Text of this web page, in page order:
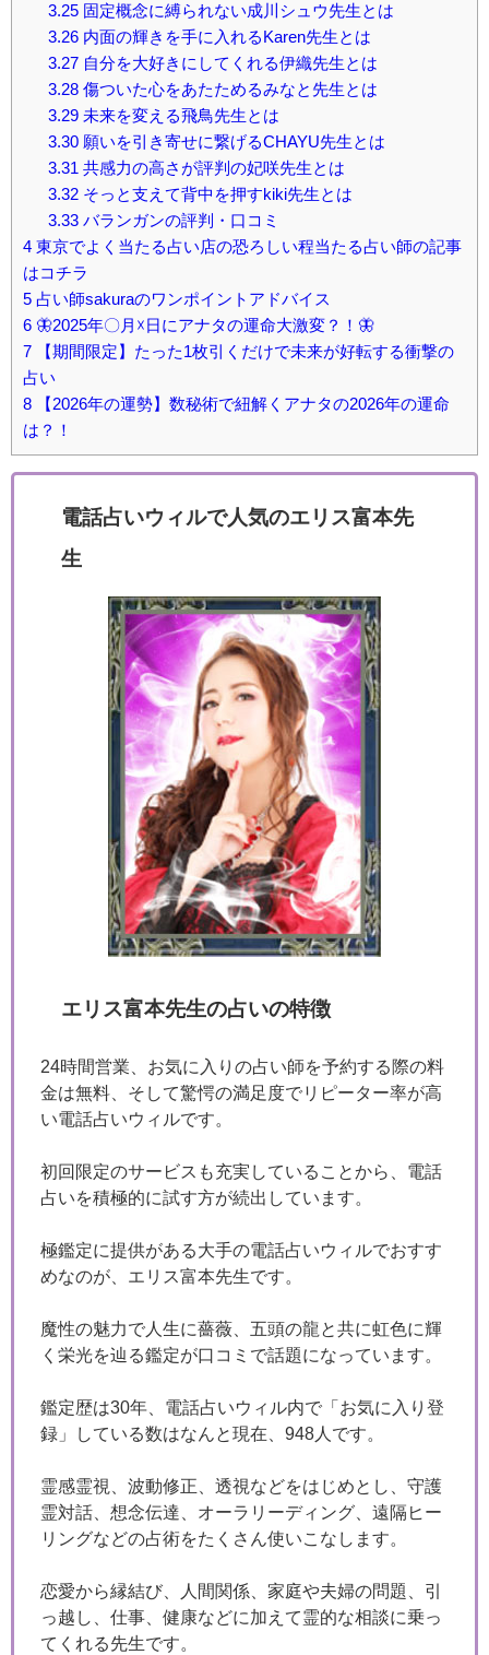
3.25固定概念に縛られない成川シュウ先生とは
3.26内面の輝きを手に入れるKaren先生とは
3.27自分を大好きにしてくれる伊織先生とは
3.28傷ついた心をあたためるみなと先生とは
3.29未来を変える飛鳥先生とは
3.30願いを引き寄せに繋げるCHAYU先生とは
3.31 共感力の高さが評判の妃咲先生とは
3.32そっと支えて背中を押すkiki先生とは
3.33バランガンの評判・口コミ
4 東京でよく当たる占い店の恐ろしい程当たる占い師の記事
はコチラ
5 占い師sakuraのワンポイントアドバイス
6 🦋2025年〇月☓日にアナタの運命大激変？！🦋
7 【期間限定】たった1枚引くだけで未来が好転する衝撃の
占い
8 【2026年の運勢】数秘術で紐解くアナタの2026年の運命
は？！
電話占いウィルで人気のエリス富本先
生
エリス富本先生の占いの特徴
24時間営業、お気に入りの占い師を予約する際の料
金は無料、そして驚愕の満足度でリピーター率が高
い電話占いウィルです。
初回限定のサービスも充実していることから、電話
占いを積極的に試す方が続出しています。
極鑑定に提供がある大手の電話占いウィルでおすす
めなのが、エリス富本先生です。
魔性の魅力で人生に薔薇、五頭の龍と共に虹色に輝
く栄光を辿る鑑定が口コミで話題になっています。
鑑定歴は30年、電話占いウィル内で「お気に入り登
録」している数はなんと現在、948人です。
霊感霊視、波動修正、透視などをはじめとし、守護
霊対話、想念伝達、オーラリーディング、遠隔ヒー
リングなどの占術をたくさん使いこなします。
恋愛から縁結び、人間関係、家庭や夫婦の問題、引
っ越し、仕事、健康などに加えて霊的な相談に乗っ
てくれる先生です。